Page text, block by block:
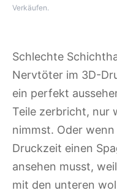
Verkäufen.
Schlechte
Nervtöter im 3D-
ein perfekt
Teile zerbricht, nur
nimmst. Oder
Druckzeit einen
ansehen musst,
mit den unteren